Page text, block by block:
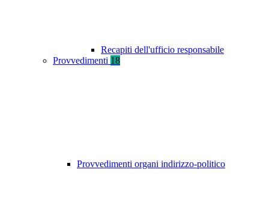
Recapiti dell'ufficio responsabile
Provvedimenti 18
Provvedimenti organi indirizzo-politico